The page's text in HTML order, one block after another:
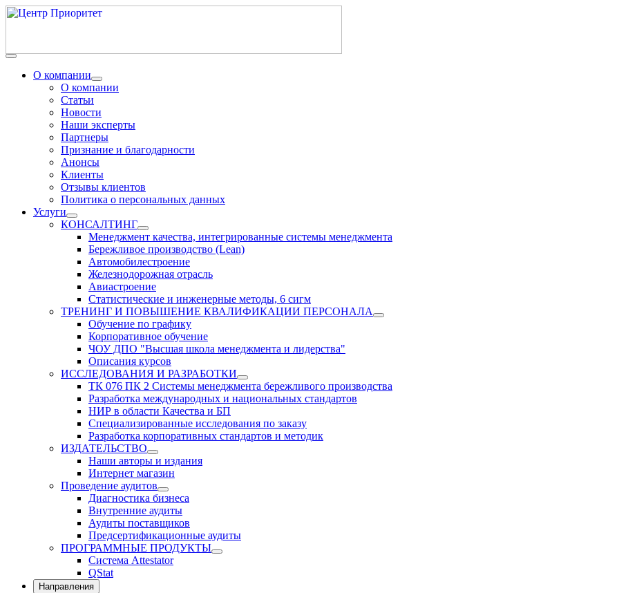
О компании
О компании
Статьи
Новости
Наши эксперты
Партнеры
Признание и благодарности
Анонсы
Клиенты
Отзывы клиентов
Политика о персональных данных
Услуги
КОНСАЛТИНГ
Менеджмент качества, интегрированные системы менеджмента
Бережливое производство (Lean)
Автомобилестроение
Железнодорожная отрасль
Авиастроение
Статистические и инженерные методы, 6 сигм
ТРЕНИНГ И ПОВЫШЕНИЕ КВАЛИФИКАЦИИ ПЕРСОНАЛА
Обучение по графику
Корпоративное обучение
ЧОУ ДПО "Высшая школа менеджмента и лидерства"
Описания курсов
ИССЛЕДОВАНИЯ И РАЗРАБОТКИ
ТК 076 ПК 2 Системы менеджмента бережливого производства
Разработка международных и национальных стандартов
НИР в области Качества и БП
Специализированные исследования по заказу
Разработка корпоративных стандартов и методик
ИЗДАТЕЛЬСТВО
Наши авторы и издания
Интернет магазин
Проведение аудитов
Диагностика бизнеса
Внутренние аудиты
Аудиты поставщиков
Предсертификационные аудиты
ПРОГРАММНЫЕ ПРОДУКТЫ
Система Attestator
QStat
Направления